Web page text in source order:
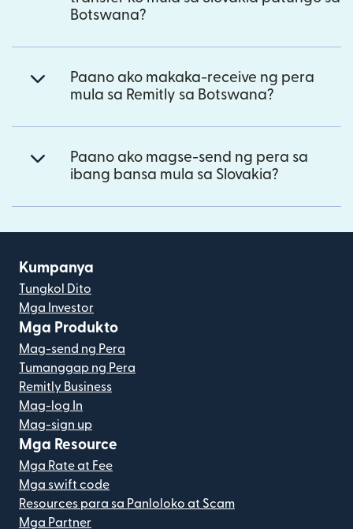
Botswana?
Paano ako makaka-receive ng pera
mula sa Remitly sa Botswana?
Paano ako magse-send ng pera sa
ibang bansa mula sa Slovakia?
Kumpanya
Tungkol Dito
Mga Investor
Mga Produkto
Mag-send ng Pera
Tumanggap ng Pera
Remitly Business
Mag-log In
Mag-sign up
Mga Resource
Mga Rate at Fee
Mga swift code
Resources para sa Panloloko at Scam
Mga Partner